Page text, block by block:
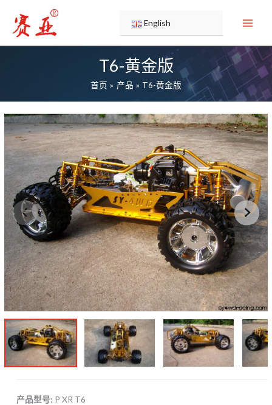
容
English
T6-黄金版
首页 产品 T6-黄金版
产品型号: P XR T6